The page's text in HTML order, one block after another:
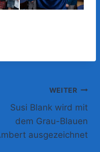
WEITER
Susi Blank wird mit
dem Grau-Blauen
ausgezeichnet